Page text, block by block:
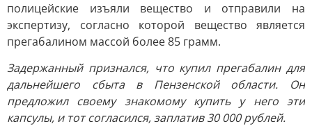
полицейские изъяли вещество и отправили на
экспертизу, согласно которой вещество является
прегабалином массой более 85 грамм.
Задержанный признался, что купил прегабалин для
дальнейшего сбыта в Пензенской области. Он
предложил своему знакомому купить у него эти
капсулы, и тот согласился, заплатив 30 000 рублей.